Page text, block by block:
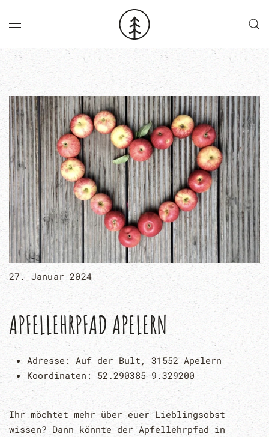
Skip to main content
27. Januar 2024
APFELLEHRPFAD APELERN
Adresse: Auf der Bult, 31552 Apelern
Koordinaten:52.290385 9.329200
Ihr möchtet mehr über euer Lieblingsobst
wissen? Dann könnte der Apfellehrpfad in